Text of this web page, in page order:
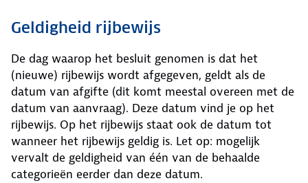
Geldigheid rijbewijs
De dag waarop het besluit genomen is dat het
(nieuwe) rijbewijs wordt afgegeven, geldt als de
datum van afgifte (dit komt meestal overeen met de
datum van aanvraag). Deze datum vind je op het
rijbewijs. Op het rijbewijs staat ook de datum tot
wanneer het rijbewijs geldig is. Let op: mogelijk
vervalt de geldigheid van één van de behaalde
categorieën eerder dan deze datum.